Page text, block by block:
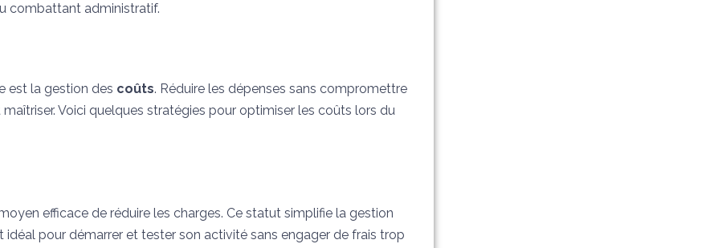
combattant administratif.
est la gestion des coûts. Réduire les dépenses sans compromettre
Voici quelques stratégies pour optimiser les coûts lors du
efficace de réduire les charges. Ce statut simplifie la gestion
idéal pour démarrer et tester son activité sans engager de frais trop